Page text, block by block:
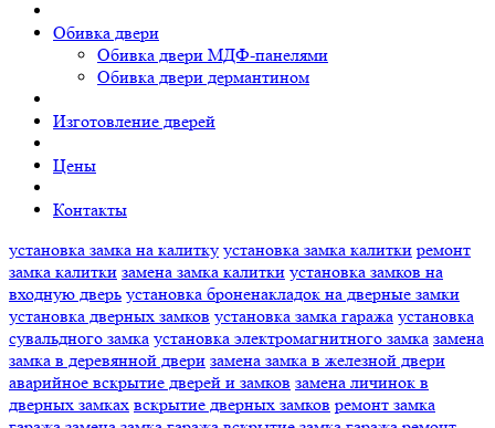
Обивка двери
Обивка двери МДФ-панелями
Обивка двери дермантином
Изготовление дверей
Цены
Контакты
установка замка на калитку установка замка калитки ремонт
замка калитки замена замка калитки установка замков на
входную дверь установка броненакладок на дверные замки
установка дверных замков установка замка гаража установка
сувальдного замка установка электромагнитного замка замена
замка в деревянной двери замена замка в железной двери
аварийное вскрытие дверей и замков замена личинок в
дверных замках вскрытие дверных замков ремонт замка